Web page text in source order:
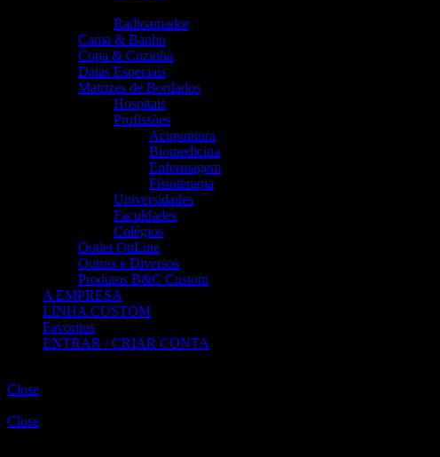
Radioamador
Cama & Banho
Copa & Cozinha
Datas Especiais
Matrizes de Bordados
Hospitais
Profissões
Acupuntura
Biomedicina
Enfermagem
Fisioterapia
Universidades
Faculdades
Colégios
Outlet OnLine
Outros e Diversos
Produtos B&C Custom
A EMPRESA
LINHA CUSTOM
Favoritos
ENTRAR / CRIAR CONTA
Close
Close